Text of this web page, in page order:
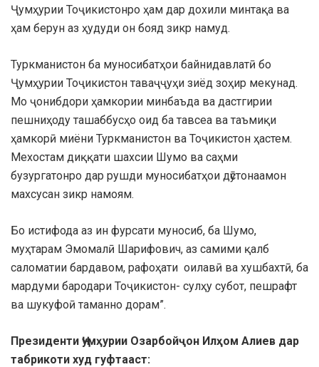
Ҷумҳурии Тоҷикистонро ҳам дар дохили минтақа ва
ҳам берун аз ҳудуди он бояд зикр намуд.
Туркманистон ба муносибатҳои байнидавлатӣ бо
Ҷумҳурии Тоҷикистон таваҷҷуҳи зиёд зоҳир мекунад.
Мо ҷонибдори ҳамкории минбаъда ва дастгирии
пешниҳоду ташаббусҳо оид ба тавсеа ва таъмиқи
ҳамкорӣ миёни Туркманистон ва Тоҷикистон ҳастем.
Мехостам диққати шахсии Шумо ва саҳми
бузургатонро дар рушди муносибатҳои дӯстонаамон
махсусан зикр намоям.
Бо истифода аз ин фурсати муносиб, ба Шумо,
муҳтарам Эмомалӣ Шарифович, аз самими қалб
саломатии бардавом, рафоҳати оилавӣ ва хушбахтӣ, ба
мардуми бародари Тоҷикистон- сулҳу субот, пешрафт
ва шукуфоӣ таманно дорам”.
Президенти Ҷумҳурии Озарбойҷон Илҳом Алиев дар
табрикоти худ гуфтааст: